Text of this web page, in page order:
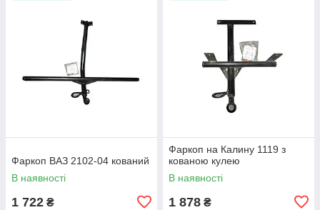
Фаркоп ВАЗ 2102-04 кований
В наявності
1 722 ₴
Фаркоп на Калину 1119 з
кованою кулею
В наявності
1 878 ₴